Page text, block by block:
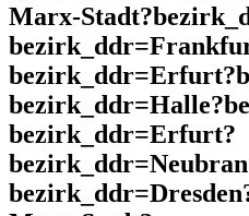
Marx-
bezirk_ddr=Erfurt?